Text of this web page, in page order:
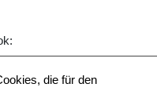
die für den